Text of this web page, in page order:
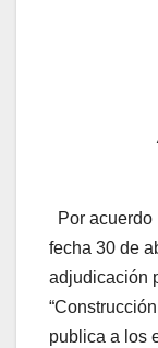
Por acuerdo
fecha 30 de
adjudicación
publica a los